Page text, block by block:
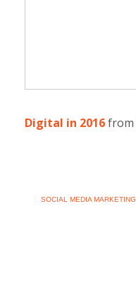
Digital in 2016from
SOCIAL MEDIA MARKETING